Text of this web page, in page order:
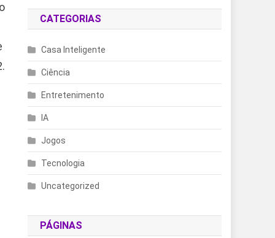
CATEGORIAS
Casa Inteligente
Ciência
Entretenimento
IA
Jogos
Tecnologia
Uncategorized
PÁGINAS